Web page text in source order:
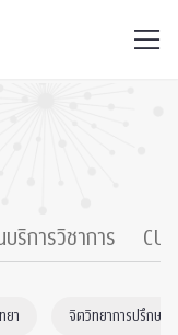
บริการวิชาการ CU
ยา จิตวิทยาการปรึกษา